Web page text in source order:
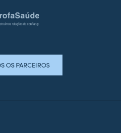
OS PARCEIROS